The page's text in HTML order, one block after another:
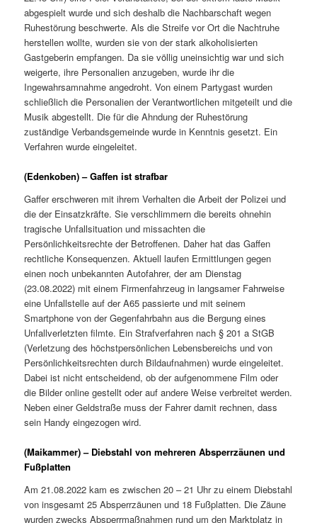
abgespielt wurde und sich deshalb die Nachbarschaft wegen
Ruhestörung beschwerte. Als die Streife vor Ort die Nachtruhe
herstellen wollte, wurden sie von der stark alkoholisierten
Gastgeberin empfangen. Da sie völlig uneinsichtig war und sich
weigerte, ihre Personalien anzugeben, wurde ihr die
Ingewahrsamnahme angedroht. Von einem Partygast wurden
schließlich die Personalien der Verantwortlichen mitgeteilt und die
Musik abgestellt. Die für die Ahndung der Ruhestörung
zuständige Verbandsgemeinde wurde in Kenntnis gesetzt. Ein
Verfahren wurde eingeleitet.
(Edenkoben) – Gaffen ist strafbar
Gaffer erschweren mit ihrem Verhalten die Arbeit der Polizei und
die der Einsatzkräfte. Sie verschlimmern die bereits ohnehin
tragische Unfallsituation und missachten die
Persönlichkeitsrechte der Betroffenen. Daher hat das Gaffen
rechtliche Konsequenzen. Aktuell laufen Ermittlungen gegen
einen noch unbekannten Autofahrer, der am Dienstag
(23.08.2022) mit einem Firmenfahrzeug in langsamer Fahrweise
eine Unfallstelle auf der A65 passierte und mit seinem
Smartphone von der Gegenfahrbahn aus die Bergung eines
Unfallverletzten filmte. Ein Strafverfahren nach § 201 a StGB
(Verletzung des höchstpersönlichen Lebensbereichs und von
Persönlichkeitsrechten durch Bildaufnahmen) wurde eingeleitet.
Dabei ist nicht entscheidend, ob der aufgenommene Film oder
die Bilder online gestellt oder auf andere Weise verbreitet werden.
Neben einer Geldstraße muss der Fahrer damit rechnen, dass
sein Handy eingezogen wird.
(Maikammer) – Diebstahl von mehreren Absperrzäunen und
Fußplatten
Am 21.08.2022 kam es zwischen 20 – 21 Uhr zu einem Diebstahl
von insgesamt 25 Absperrzäunen und 18 Fußplatten. Die Zäune
wurden zwecks Absperrmaßnahmen rund um den Marktplatz in